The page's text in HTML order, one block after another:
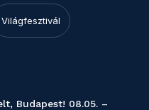
Világfesztivál
Budapest! 08.05. –